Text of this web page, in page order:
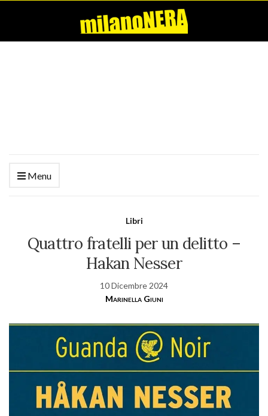
Menu
Libri
Quattro fratelli per un delitto –
Hakan Nesser
10 Dicembre 2024
Marinella Giuni